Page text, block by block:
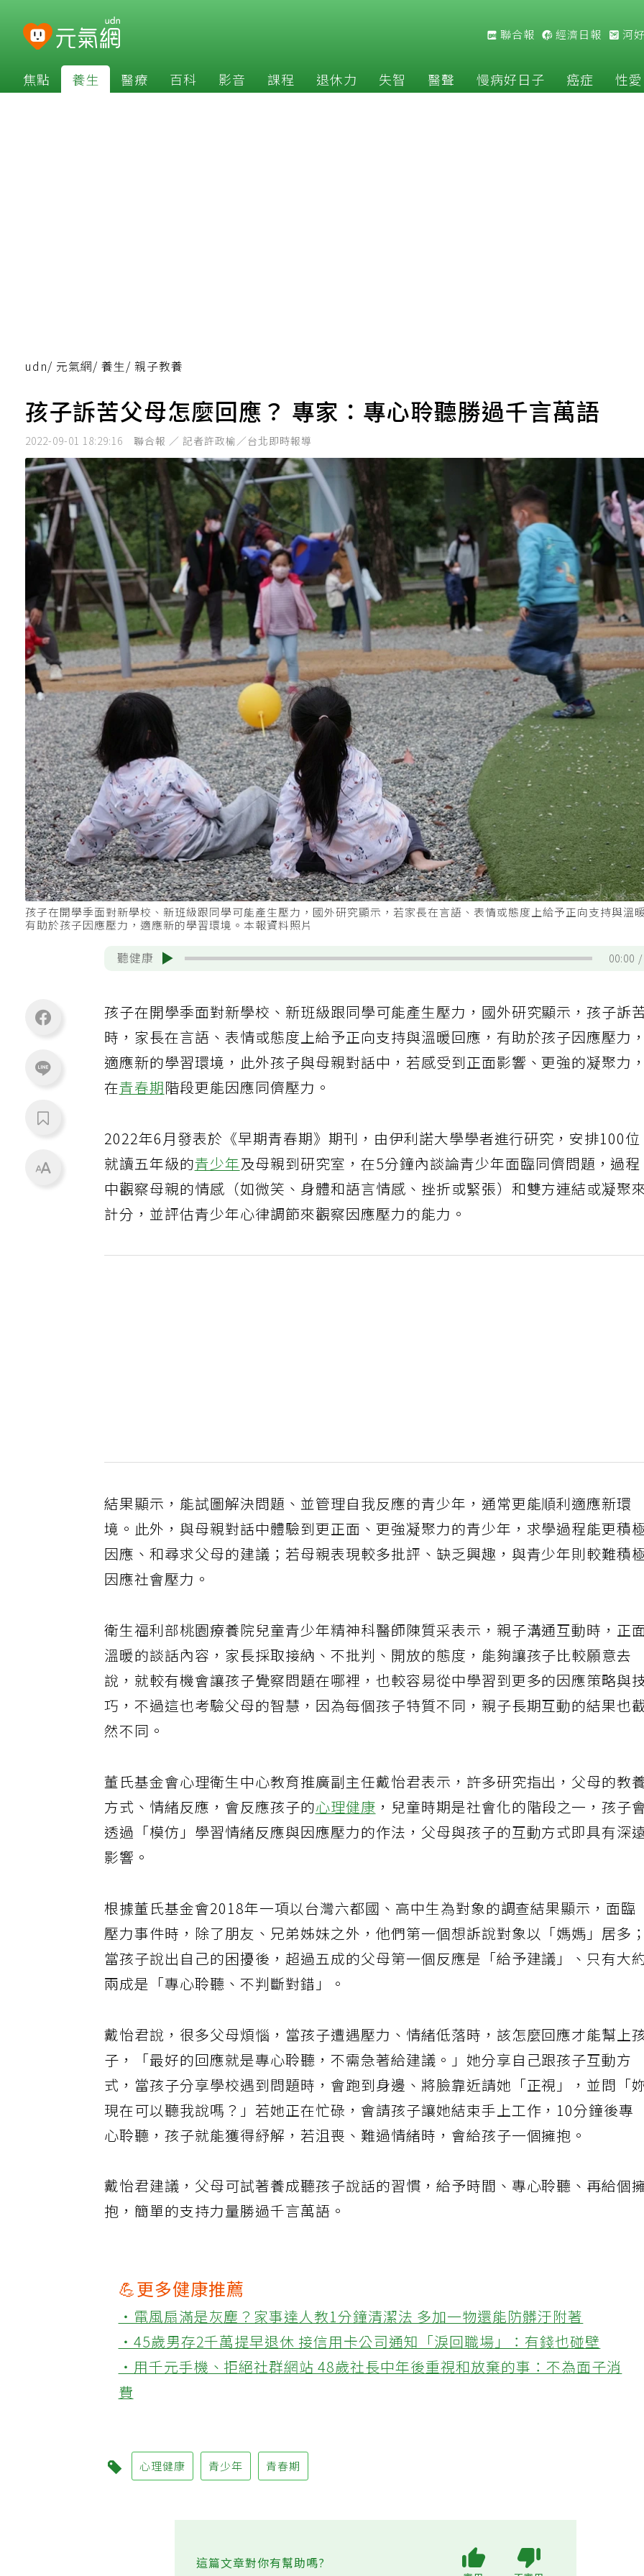
聯合報 經濟日報 河
焦點 養生 醫療 百科 影音 課程 退休力 失智 醫聲 慢病好日子 癌症 性愛
udn/ 元氣網/ 養生/ 親子教養
孩子訴苦父母怎麼回應？ 專家：專心聆聽勝過千言萬語
2022-09-01 18:29:16 聯合報 ／ 記者許政榆／台北即時報導
孩子在開學季面對新學校、新班級跟同學可能產生壓力，國外研究顯示，若家長在言語、表情或態度上給予正向支持與溫
有助於孩子因應壓力，適應新的學習環境。本報資料照片
聽健康 00:00
孩子在開學季面對新學校、新班級跟同學可能產生壓力，國外研究顯示，孩子訴
時，家長在言語、表情或態度上給予正向支持與溫暖回應，有助於孩子因應壓力
適應新的學習環境，此外孩子與母親對話中，若感受到正面影響、更強的凝聚力
在青春期階段更能因應同儕壓力。
2022年6月發表於《早期青春期》期刊，由伊利諾大學學者進行研究，安排100位
就讀五年級的青少年及母親到研究室，在5分鐘內談論青少年面臨同儕問題，過程
中觀察母親的情感（如微笑、身體和語言情感、挫折或緊張）和雙方連結或凝聚
計分，並評估青少年心律調節來觀察因應壓力的能力。
結果顯示，能試圖解決問題、並管理自我反應的青少年，通常更能順利適應新環
境。此外，與母親對話中體驗到更正面、更強凝聚力的青少年，求學過程能更積
因應、和尋求父母的建議；若母親表現較多批評、缺乏興趣，與青少年則較難積
因應社會壓力。
衛生福利部桃園療養院兒童青少年精神科醫師陳質采表示，親子溝通互動時，正
溫暖的談話內容，家長採取接納、不批判、開放的態度，能夠讓孩子比較願意去
說，就較有機會讓孩子覺察問題在哪裡，也較容易從中學習到更多的因應策略與
巧，不過這也考驗父母的智慧，因為每個孩子特質不同，親子長期互動的結果也
然不同。
董氏基金會心理衛生中心教育推廣副主任戴怡君表示，許多研究指出，父母的教
方式、情緒反應，會反應孩子的心理健康 ，兒童時期是社會化的階段之一，孩子
透過「模仿」學習情緒反應與因應壓力的作法，父母與孩子的互動方式即具有深
影響。
根據董氏基金會2018年一項以台灣六都國、高中生為對象的調查結果顯示，面臨
壓力事件時，除了朋友、兄弟姊妹之外，他們第一個想訴說對象以「媽媽」居多
當孩子說出自己的困擾後，超過五成的父母第一個反應是「給予建議」、只有大
兩成是「專心聆聽、不判斷對錯」。
戴怡君說，很多父母煩惱，當孩子遭遇壓力、情緒低落時，該怎麼回應才能幫上
子，「最好的回應就是專心聆聽，不需急著給建議。」她分享自己跟孩子互動方
式，當孩子分享學校遇到問題時，會跑到身邊、將臉靠近請她「正視」，並問「
現在可以聽我說嗎？」若她正在忙碌，會請孩子讓她結束手上工作，10分鐘後專
心聆聽，孩子就能獲得紓解，若沮喪、難過情緒時，會給孩子一個擁抱。
戴怡君建議，父母可試著養成聽孩子說話的習慣，給予時間、專心聆聽、再給個
抱，簡單的支持力量勝過千言萬語。
💪更多健康推薦
‧電風扇滿是灰塵？家事達人教1分鐘清潔法 多加一物還能防髒汙附著
‧45歲男存2千萬提早退休 接信用卡公司通知「淚回職場」：有錢也碰壁
‧用千元手機、拒絕社群網站 48歲社長中年後重視和放棄的事：不為面子消
費
心理健康 青少年 青春期